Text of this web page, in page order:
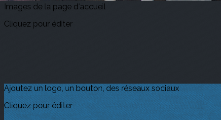
Images de la page d'accueil
Cliquez pour éditer
Ajoutez un logo, un bouton, des réseaux sociaux
Cliquez pour éditer